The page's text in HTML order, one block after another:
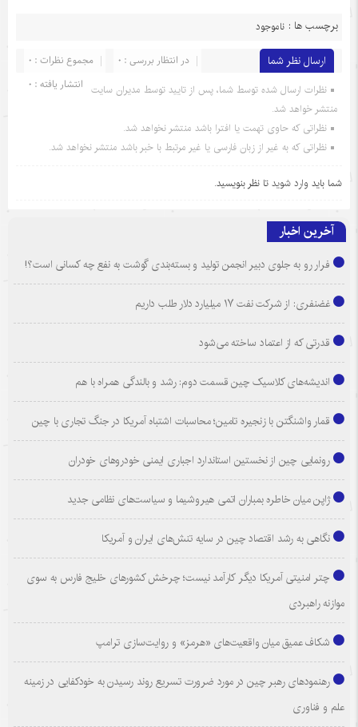
برچسب ها : ناموجود
ارسال نظر شما مجموع نظرات : 0
در انتظار بررسی : 0
انتشار یافته : 0 نظرات ارسال شده توسط شما، پس از تایید توسط مدیران سایت
منتشر خواهد شد.
نظراتی که حاوی تهمت یا افترا باشد منتشر نخواهد شد.
نظراتی که به غیر از زبان فارسی یا غیر مرتبط با خبر باشد منتشر نخواهد شد.
شما باید وارد شوید تا نظر بنویسید.
آخرین اخبار
فرار رو به جلوی دبیر انجمن تولید و بسته‌بندی گوشت به نفع چه کسانی است؟!
غضنفری: از شرکت نفت ۱۷ میلیارد دلار طلب داریم
قدرتی که از اعتماد ساخته می‌شود
اندیشه‌های کلاسیک چین قسمت دوم: رشد و بالندگی همراه با هم
قمار واشنگتن با زنجیره تامین؛ محاسبات اشتباه آمریکا در جنگ تجاری با چین
رونمایی چین از نخستین استاندارد اجباری ایمنی خودروهای خودران
ژاپن میان خاطره بمباران اتمی هیروشیما و سیاست‌های نظامی جدید
نگاهی به رشد اقتصاد چین در سایه تنش‌های ایران و آمریکا
چتر امنیتی آمریکا دیگر کارآمد نیست؛ چرخش کشورهای خلیج فارس به سوی
موازنه راهبردی
شکاف عمیق میان واقعیت‌های «هرمز» و روایت‌سازی ترامپ
رهنمودهای رهبر چین در مورد ضرورت تسریع روند رسیدن به خودکفایی در زمینه
علم و فناوری